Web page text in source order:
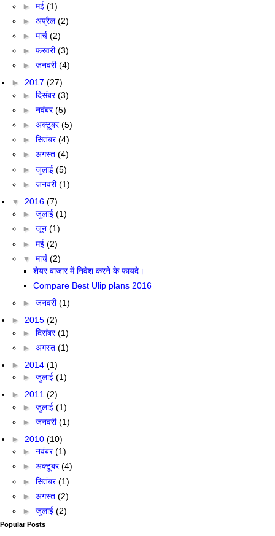
► मई (1)
► अप्रैल(2)
► मार्च (2)
► फ़रवरी(3)
► जनवरी(4)
► 2017 (27)
► दिसंबर(3)
► नवंबर(5)
► अक्टूबर(5)
► सितंबर(4)
► अगस्त (4)
► जुलाई (5)
► जनवरी(1)
▼ 2016 (7)
► जुलाई (1)
► जून (1)
► मई (2)
▼ मार्च (2)
शेयर बाजार में निवेश करने के फायदे।
Compare Best Ulip plans 2016
► जनवरी(1)
► 2015 (2)
► दिसंबर(1)
► अगस्त (1)
► 2014 (1)
► जुलाई (1)
► 2011 (2)
► जुलाई (1)
► जनवरी(1)
► 2010 (10)
► नवंबर(1)
► अक्टूबर(4)
► सितंबर(1)
► अगस्त (2)
► जुलाई (2)
Popular Posts